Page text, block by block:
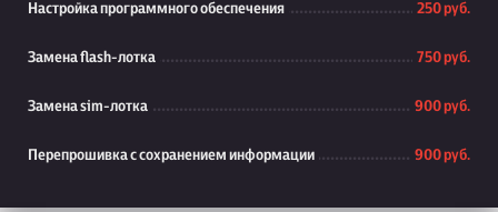
Настройка программного обеспечения 250 руб.
Замена flash-лотка 750 руб.
Замена sim-лотка 900 руб.
Перепрошивка с сохранением информации 900 руб.